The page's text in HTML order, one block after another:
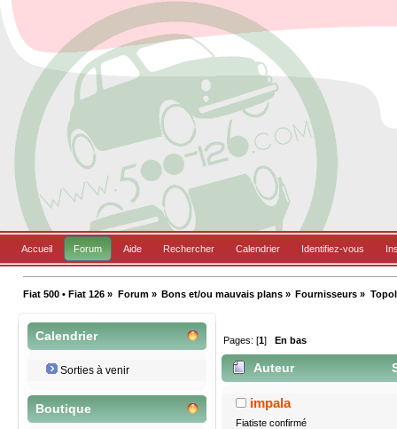
Accueil Forum Aide Rechercher Calendrier Identifiez-vous
Fiat 500 • Fiat 126 » Forum» Bons et/ou mauvais plans» Fournisseurs »
Calendrier
Sorties à venir
Boutique
Pages: [1] En bas
Auteur
impala
Fiatiste confirmé